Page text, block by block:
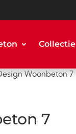
Collectie
Woonbeton 7
7